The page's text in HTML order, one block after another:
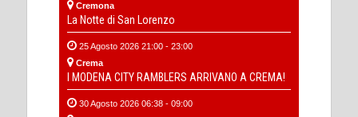
Cremona
La Notte di San Lorenzo
25 Agosto 2026 21:00 - 23:00
Crema
I MODENA CITY RAMBLERS ARRIVANO A CREMA!
30 Agosto 2026 06:38 - 09:00